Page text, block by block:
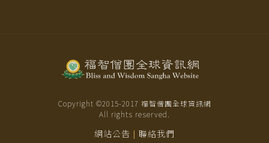
Copyright ©2015-2017 福智僧團全球資訊網
All rights reserved.
網站公告 | 聯絡我們